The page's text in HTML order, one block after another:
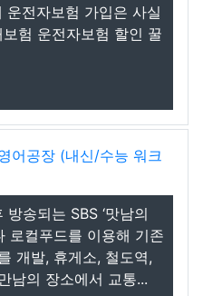
전자보험 가입은 사실
험 운전자보험 할인 꿀
어공장 (내신/수능 워크
송되는 SBS ‘맛남의
로컬푸드를 이용해 기존
개발, 휴게소, 철도역,
남의 장소에서 교통...